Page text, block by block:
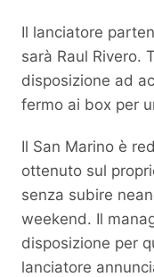
Il lanciatore
sarà Raul Rivero.
disposizione ad
fermo ai box per
Il San Marino è
ottenuto sul
senza subire
weekend. Il
disposizione per
lanciatore